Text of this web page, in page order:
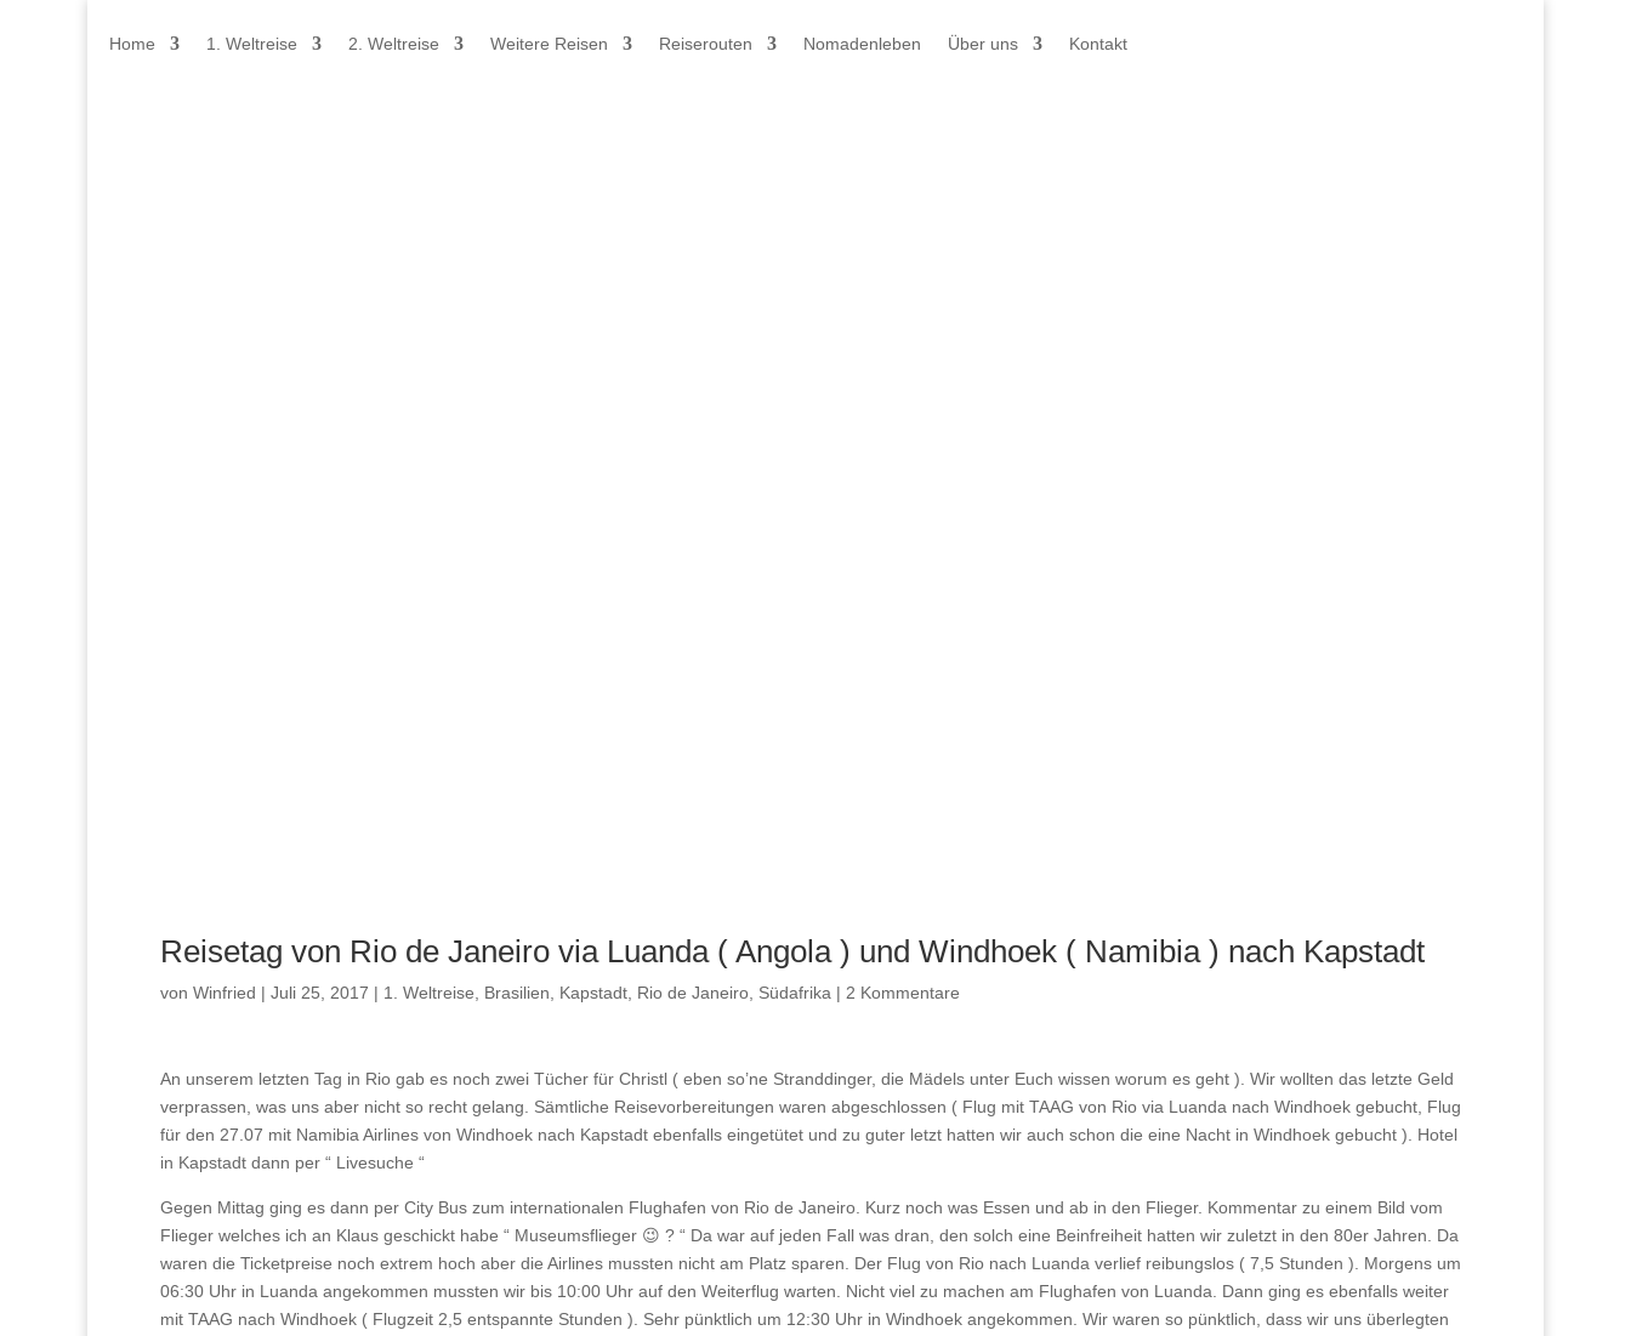
Home 1. Weltreise 2. Weltreise Weitere Reisen Reiserouten Nomadenleben Über uns Kontakt
Reisetag von Rio de Janeiro via Luanda ( Angola ) und Windhoek ( Namibia ) nach Kapstadt
von Winfried | Juli 25, 2017 | 1. Weltreise Brasilien Kapstadt Rio de Janeiro Südafrika | 2 Kommentare
An unserem letzten Tag in Rio gab es noch zwei Tücher für Christl ( eben so’ne Stranddinger, die Mädels unter Euch wissen worum es geht ). Wir wollten das letzte Geld
verprassen, was uns aber nicht so recht gelang. Sämtliche Reisevorbereitungen waren abgeschlossen ( Flug mit TAAG von Rio via Luanda nach Windhoek gebucht, Flug
für den 27.07 mit Namibia Airlines von Windhoek nach Kapstadt ebenfalls eingetütet und zu guter letzt hatten wir auch schon die eine Nacht in Windhoek gebucht ). Hotel
in Kapstadt dann per “ Livesuche “
Gegen Mittag ging es dann per City Bus zum internationalen Flughafen von Rio de Janeiro. Kurz noch was Essen und ab in den Flieger. Kommentar zu einem Bild vom
Flieger welches ich an Klaus geschickt habe “ Museumsflieger 😉 ? “ Da war auf jeden Fall was dran, den solch eine Beinfreiheit hatten wir zuletzt in den 80er Jahren. Da
waren die Ticketpreise noch extrem hoch aber die Airlines mussten nicht am Platz sparen. Der Flug von Rio nach Luanda verlief reibungslos ( 7,5 Stunden ). Morgens um
06:30 Uhr in Luanda angekommen mussten wir bis 10:00 Uhr auf den Weiterflug warten. Nicht viel zu machen am Flughafen von Luanda. Dann ging es ebenfalls weiter
mit TAAG nach Windhoek ( Flugzeit 2,5 entspannte Stunden ). Sehr pünktlich um 12:30 Uhr in Windhoek angekommen. Wir waren so pünktlich, dass wir uns überlegten